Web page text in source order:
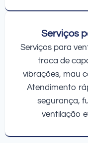
Serviços
Serviços para
troca de
vibrações, mau
Atendimento
segurança,
ventilação